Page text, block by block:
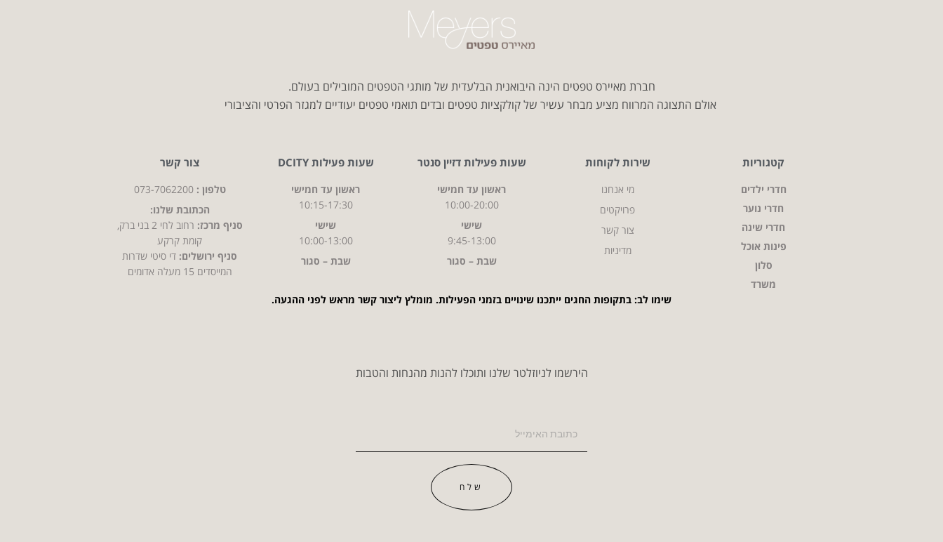
חברת מאיירס טפטים הינה היבואנית הבלעדית של מותגי הטפטים המובילים בעולם.
אולם התצוגה המרווח מציע מבחר עשיר של קולקציות טפטים ובדים תואמי טפטים יעודיים למגזר הפרטי והציבורי
קטגוריות
חדרי ילדים
חדרי נוער
חדרי שינה
פינות אוכל
סלון
משרד
שירות לקוחות
מי אנחנו
פרויקטים
צור קשר
מדיניות
שעות פעילות דזיין סנטר
ראשון עד חמישי
10:00-20:00
שישי
9:45-13:00
שבת – סגור
שעות פעילות DCITY
ראשון עד חמישי
10:15-17:30
שישי
10:00-13:00
שבת – סגור
צור קשר
טלפון : 073-7062200
הכתובת שלנו:
סניף מרכז:
רחוב לחי 2 בני ברק,
קומת קרקע
סניף ירושלים: די סיטי שדרות
המייסדים 15 מעלה אדומים
שימו לב: בתקופות החגים ייתכנו שינויים בזמני הפעילות. מומלץ ליצור קשר מראש לפני ההגעה.
הירשמו לניוזלטר שלנו ותוכלו להנות מהנחות והטבות
שלח